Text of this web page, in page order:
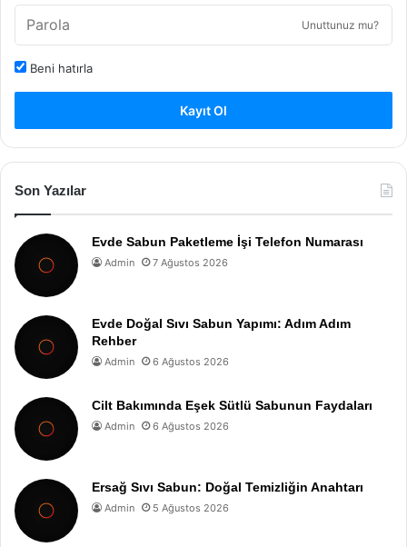
Unuttunuz mu?
Beni hatırla
Kayıt Ol
Son Yazılar
Evde Sabun Paketleme İşi Telefon Numarası
Admin 7 Ağustos 2026
Evde Doğal Sıvı Sabun Yapımı: Adım Adım
Rehber
Admin 6 Ağustos 2026
Cilt Bakımında Eşek Sütlü Sabunun Faydaları
Admin 6 Ağustos 2026
Ersağ Sıvı Sabun: Doğal Temizliğin Anahtarı
Admin 5 Ağustos 2026